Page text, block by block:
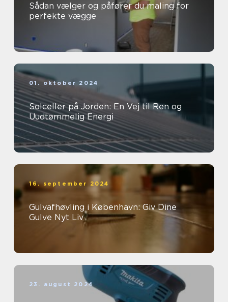
Sådan vælger og påfører du maling for
perfekte vægge
01. oktober 2024
Solceller på Jorden: En Vej til Ren og
Uudtømmelig Energi
16. september 2024
Gulvafhøvling i København: Giv Dine
Gulve Nyt Liv
23. august 2024